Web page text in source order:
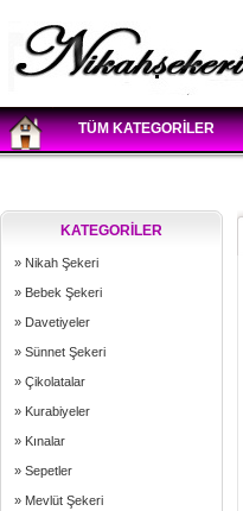
TÜM KATEGORİLER
KATEGORİLER
» Nikah Şekeri
» Bebek Şekeri
» Davetiyeler
» Sünnet Şekeri
» Çikolatalar
» Kurabiyeler
» Kınalar
» Sepetler
» Mevlüt Şekeri